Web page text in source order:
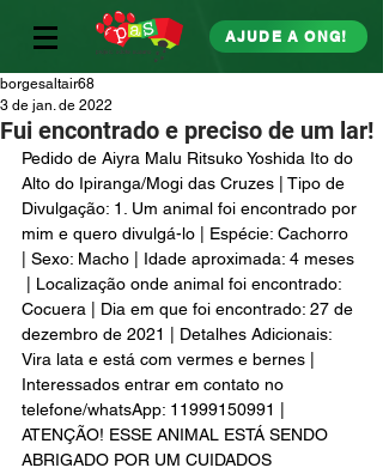
AJUDE A ONG!
Fui encontrado e preciso de um lar!
borgesaltair68
3 de jan. de 2022
Pedido de Aiyra Malu Ritsuko Yoshida Ito do
Alto do Ipiranga/Mogi das Cruzes | Tipo de
Divulgação: 1. Um animal foi encontrado por
mim e quero divulgá-lo | Espécie: Cachorro
| Sexo: Macho | Idade aproximada: 4 meses
| Localização onde animal foi encontrado:
Cocuera | Dia em que foi encontrado: 27 de
dezembro de 2021 | Detalhes Adicionais:
Vira lata e está com vermes e bernes |
Interessados entrar em contato no
telefone/whatsApp: 11999150991 |
ATENÇÃO! ESSE ANIMAL ESTÁ SENDO
ABRIGADO POR UM CUIDADOS